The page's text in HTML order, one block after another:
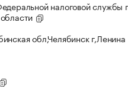
налоговой службы
обл,Челябинск